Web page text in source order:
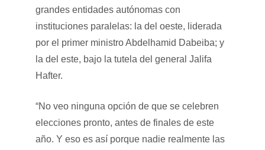
grandes entidades autónomas con
instituciones paralelas: la del oeste, liderada
por el primer ministro Abdelhamid Dabeiba; y
la del este, bajo la tutela del general Jalifa
Hafter.
“No veo ninguna opción de que se celebren
elecciones pronto, antes de finales de este
año. Y eso es así porque nadie realmente las